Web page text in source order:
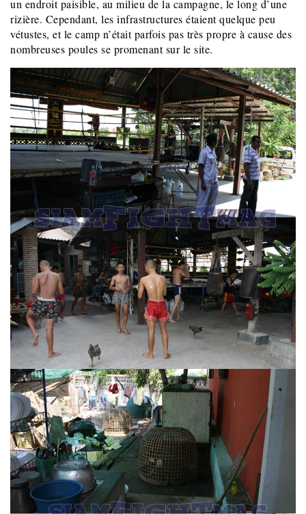
un endroit paisible, au milieu de la campagne, le long d’une
rizière. Cependant, les infrastructures étaient quelque peu
vétustes, et le camp n’était parfois pas très propre à cause des
nombreuses poules se promenant sur le site.